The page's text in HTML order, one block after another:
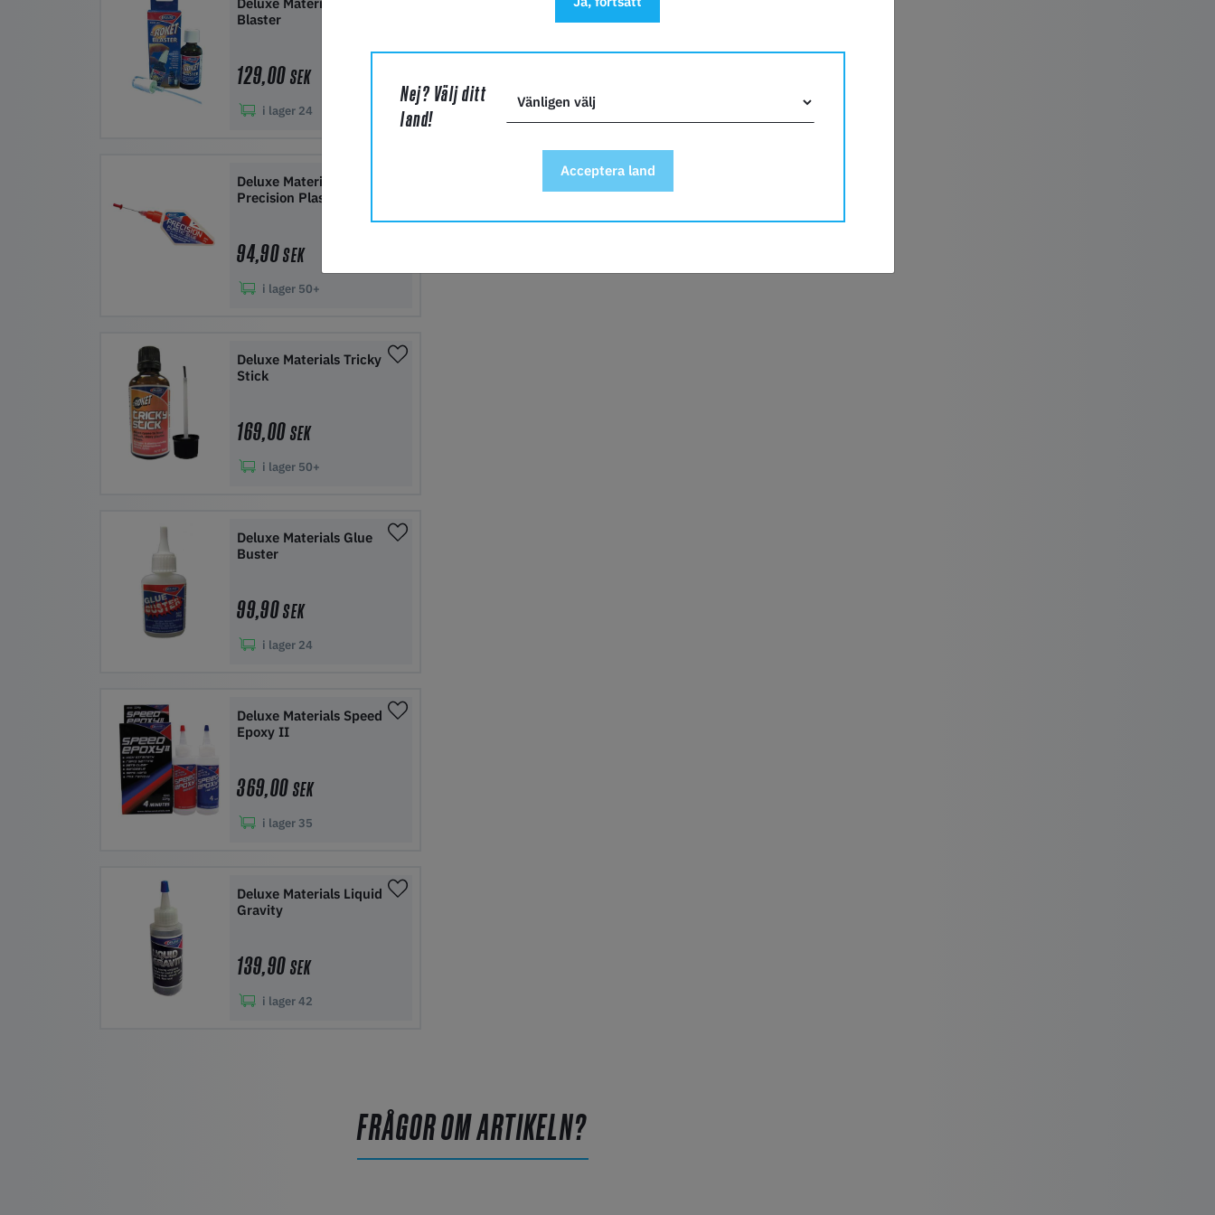
Blaster
129,00SEK
i lager 24
Deluxe Materials
Precision Plastic Glue
94,90SEK
i lager 50+
Deluxe Materials Tricky
Stick
169,00SEK
i lager 50+
Deluxe Materials Glue
Buster
99,90SEK
i lager 24
Deluxe Materials Speed
Epoxy II
369,00SEK
i lager35
Deluxe Materials Liquid
Gravity
139,90SEK
i lager42
FRÅGOR OM ARTIKELN?
Nej? Välj ditt
land!
Acceptera land